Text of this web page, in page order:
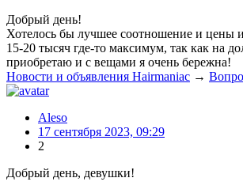
Добрый день!
Хотелось бы лучшее соотношение и цены
15-20 тысяч где-то максимум, так как на
приобретаю и с вещами я очень бережна!
Новости и объявления Hairmaniac →
Aleso
17 сентября 2023, 09:29
2
Добрый день, девушки!